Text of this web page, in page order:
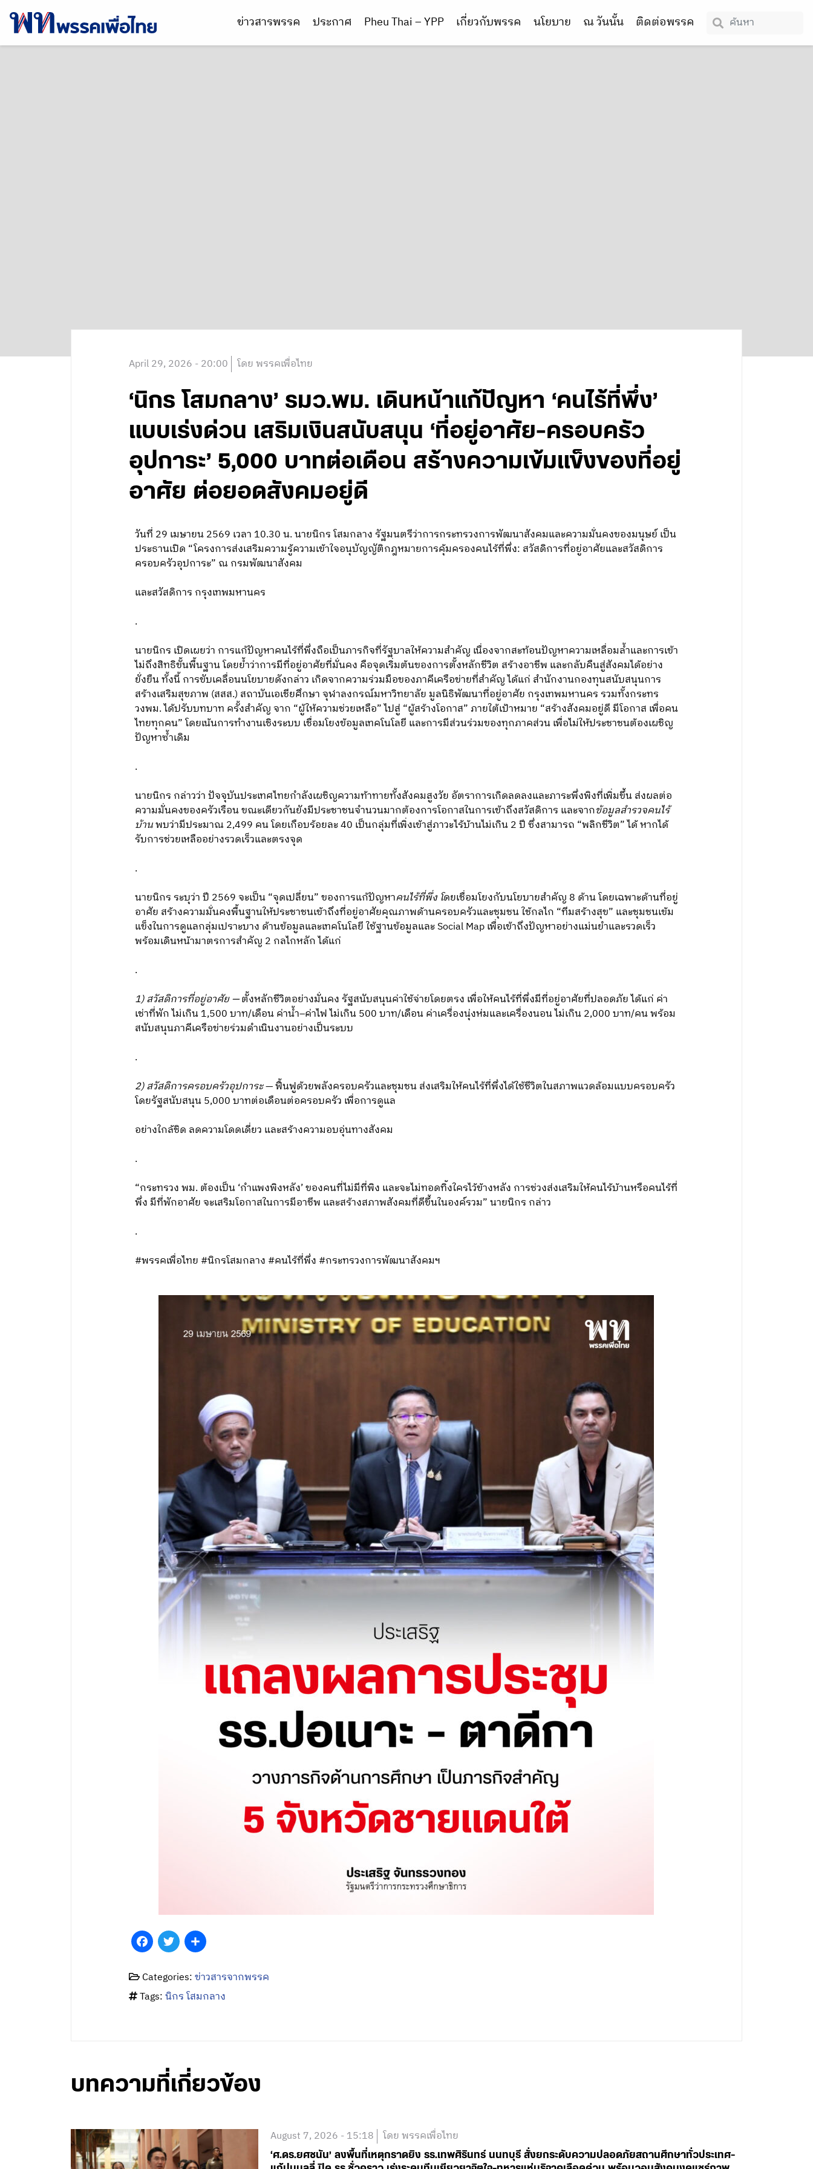
ข่าวสารพรรค ประกาศ Pheu Thai – YPP เกี่ยวกับพรรค นโยบาย ณ วันนั้น ติดต่อพรรค
April 29, 2026 - 20:00 โดย พรรคเพื่อไทย
‘นิกร โสมกลาง’ รมว.พม. เดินหน้าแก้ปัญหา ‘คนไร้ที่พึ่ง’
แบบเร่งด่วน เสริมเงินสนับสนุน ‘ที่อยู่อาศัย-ครอบครัว
อุปการะ’ 5,000 บาทต่อเดือน สร้างความเข้มแข็งของที่อยู่
อาศัย ต่อยอดสังคมอยู่ดี
วันที่ 29 เมษายน 2569 เวลา 10.30 น. นายนิกร โสมกลาง รัฐมนตรีว่าการกระทรวงการพัฒนาสังคมและความมั่นคงของมนุษย์ เป็น
ประธานเปิด “โครงการส่งเสริมความรู้ความเข้าใจอนุบัญญัติกฎหมายการคุ้มครองคนไร้ที่พึ่ง: สวัสดิการที่อยู่อาศัยและสวัสดิการ
ครอบครัวอุปการะ” ณ กรมพัฒนาสังคม
และสวัสดิการ กรุงเทพมหานคร
.
นายนิกร เปิดเผยว่า การแก้ปัญหาคนไร้ที่พึ่งถือเป็นภารกิจที่รัฐบาลให้ความสำคัญ เนื่องจากสะท้อนปัญหาความเหลื่อมล้ำและการเข้า
ไม่ถึงสิทธิขั้นพื้นฐาน โดยย้ำว่าการมีที่อยู่อาศัยที่มั่นคง คือจุดเริ่มต้นของการตั้งหลักชีวิต สร้างอาชีพ และกลับคืนสู่สังคมได้อย่าง
ยั่งยืน ทั้งนี้ การขับเคลื่อนนโยบายดังกล่าว เกิดจากความร่วมมือของภาคีเครือข่ายที่สำคัญ ได้แก่ สำนักงานกองทุนสนับสนุนการ
สร้างเสริมสุขภาพ (สสส.) สถาบันเอเชียศึกษา จุฬาลงกรณ์มหาวิทยาลัย มูลนิธิพัฒนาที่อยู่อาศัย กรุงเทพมหานคร รวมทั้งกระทร
วงพม. ได้ปรับบทบาท ครั้งสำคัญ จาก “ผู้ให้ความช่วยเหลือ” ไปสู่ “ผู้สร้างโอกาส” ภายใต้เป้าหมาย “สร้างสังคมอยู่ดี มีโอกาส เพื่อคน
ไทยทุกคน” โดยเน้นการทำงานเชิงระบบ เชื่อมโยงข้อมูลเทคโนโลยี และการมีส่วนร่วมของทุกภาคส่วน เพื่อไม่ให้ประชาชนต้องเผชิญ
ปัญหาซ้ำเดิม
.
นายนิกร กล่าวว่า ปัจจุบันประเทศไทยกำลังเผชิญความท้าทายทั้งสังคมสูงวัย อัตราการเกิดลดลงและภาระพึ่งพิงที่เพิ่มขึ้น ส่งผลต่อ
ความมั่นคงของครัวเรือน ขณะเดียวกันยังมีประชาชนจำนวนมากต้องการโอกาสในการเข้าถึงสวัสดิการ และจากข้อมูลสำรวจคนไร้
บ้านพบว่ามีประมาณ 2,499 คน โดยเกือบร้อยละ 40 เป็นกลุ่มที่เพิ่งเข้าสู่ภาวะไร้บ้านไม่เกิน 2 ปี ซึ่งสามารถ “พลิกชีวิต” ได้ หากได้
รับการช่วยเหลืออย่างรวดเร็วและตรงจุด
.
นายนิกร ระบุว่า ปี 2569 จะเป็น “จุดเปลี่ยน” ของการแก้ปัญหาคนไร้ที่พึ่ง โดยเชื่อมโยงกับนโยบายสำคัญ 8 ด้าน โดยเฉพาะด้านที่อยู่
อาศัย สร้างความมั่นคงพื้นฐานให้ประชาชนเข้าถึงที่อยู่อาศัยคุณภาพด้านครอบครัวและชุมชน ใช้กลไก “ทีมสร้างสุข” และชุมชนเข้ม
แข็งในการดูแลกลุ่มเปราะบาง ด้านข้อมูลและเทคโนโลยี ใช้ฐานข้อมูลและ Social Map เพื่อเข้าถึงปัญหาอย่างแม่นยำและรวดเร็ว
พร้อมเดินหน้ามาตรการสำคัญ 2 กลไกหลัก ได้แก่
.
1) สวัสดิการที่อยู่อาศัย—ตั้งหลักชีวิตอย่างมั่นคง รัฐสนับสนุนค่าใช้จ่ายโดยตรง เพื่อให้คนไร้ที่พึ่งมีที่อยู่อาศัยที่ปลอดภัย ได้แก่ ค่า
เช่าที่พัก ไม่เกิน 1,500 บาท/เดือน ค่าน้ำ–ค่าไฟ ไม่เกิน 500 บาท/เดือน ค่าเครื่องนุ่งห่มและเครื่องนอน ไม่เกิน 2,000 บาท/คน พร้อม
สนับสนุนภาคีเครือข่ายร่วมดำเนินงานอย่างเป็นระบบ
.
2) สวัสดิการครอบครัวอุปการะ— ฟื้นฟูด้วยพลังครอบครัวและชุมชน ส่งเสริมให้คนไร้ที่พึ่งได้ใช้ชีวิตในสภาพแวดล้อมแบบครอบครัว
โดยรัฐสนับสนุน 5,000 บาทต่อเดือนต่อครอบครัว เพื่อการดูแล
อย่างใกล้ชิด ลดความโดดเดี่ยว และสร้างความอบอุ่นทางสังคม
.
“กระทรวง พม. ต้องเป็น ‘กำแพงพิงหลัง’ ของคนที่ไม่มีที่พิง และจะไม่ทอดทิ้งใครไว้ข้างหลัง การช่วงส่งเสริมให้คนไร้บ้านหรือคนไร้ที่
พึ่ง มีที่พักอาศัย จะเสริมโอกาสในการมีอาชีพ และสร้างสภาพสังคมที่ดีขึ้นในองค์รวม” นายนิกร กล่าว
.
#พรรคเพื่อไทย #นิกรโสมกลาง #คนไร้ที่พึ่ง #กระทรวงการพัฒนาสังคมฯ
Facebook
TwitterShare
Categories:ข่าวสารจากพรรค
Tags:นิกร โสมกลาง
บทความที่เกี่ยวข้อง
August 7, 2026 - 15:18 โดย พรรคเพื่อไทย
‘ศ.ดร.ยศชนัน’ ลงพื้นที่เหตุกราดยิง รร.เทพศิรินทร์ นนทบุรี สั่งยกระดับความปลอดภัยสถานศึกษาทั่วประเทศ-